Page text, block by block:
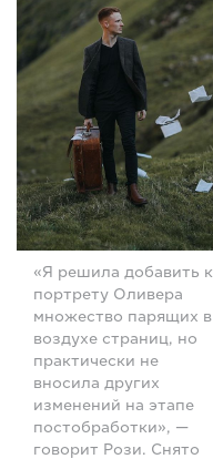
«Я решила добавить к
портрету Оливера
множество парящих в
воздухе страниц, но
практически не
вносила других
изменений на этапе
постобработки», —
говорит Рози. Снято